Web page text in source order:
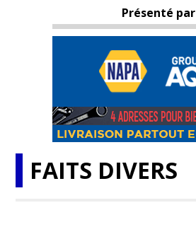
Présenté par
FAITS DIVERS